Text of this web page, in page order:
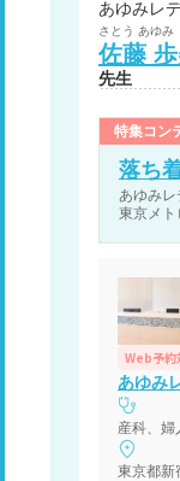
あゆみレ
さとう あゆみ
佐藤
先生
特集コン
落ち
あゆみ
東京メト
Web予約
あゆみ
産科、婦
東京都新